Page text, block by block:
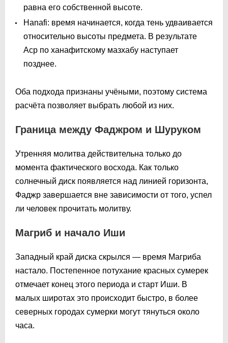
равна его собственной высоте.
Hanafi: время начинается, когда тень удваивается
относительно высоты предмета. В результате
Аср по ханафитскому мазхабу наступает
позднее.
Оба подхода признаны учёными, поэтому система
расчёта позволяет выбрать любой из них.
Граница между Фаджром и Шуруком
Утренняя молитва действительна только до
момента фактического восхода. Как только
солнечный диск появляется над линией горизонта,
Фаджр завершается вне зависимости от того, успел
ли человек прочитать молитву.
Магриб и начало Иши
Западный край диска скрылся — время Магриба
настало. Постепенное потухание красных сумерек
отмечает конец этого периода и старт Иши. В
малых широтах это происходит быстро, в более
северных городах сумерки могут тянуться около
часа.